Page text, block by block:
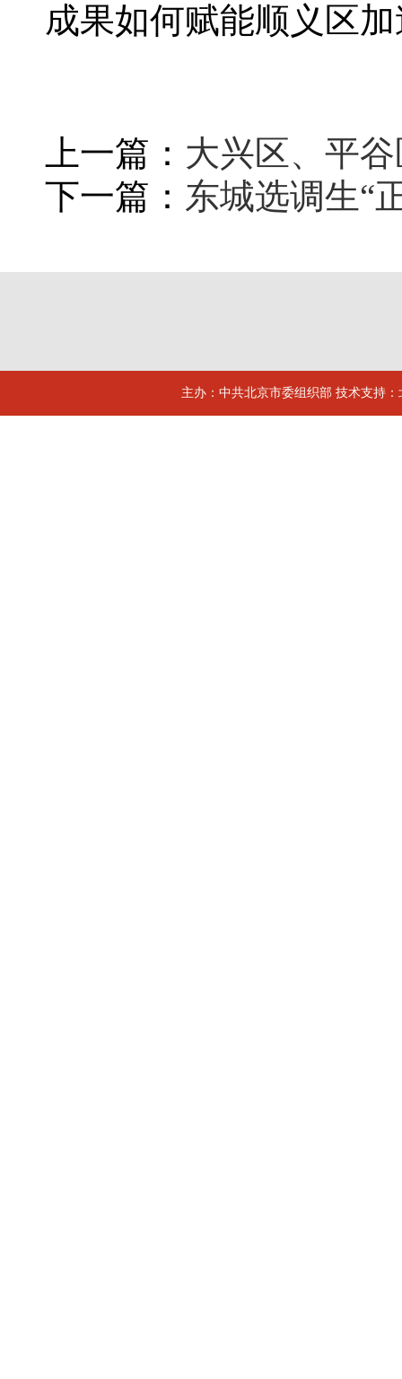
成果如何赋能顺义区
上一篇： 大兴区、平
下一篇： 东城选调生“
主办：中共北京市委组织部 技术支持